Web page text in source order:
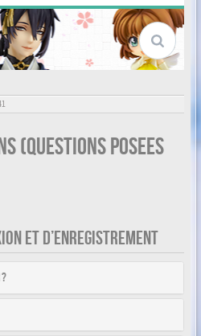
(Questions posees
ET D’ENREGISTREMENT